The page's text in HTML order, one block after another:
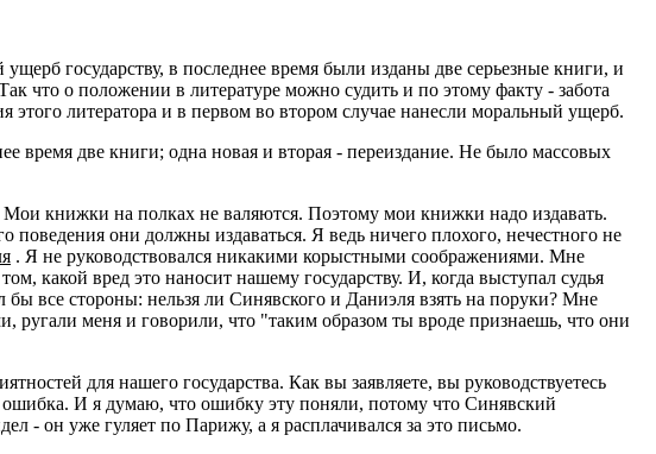
государству, в последнее время были изданы две серьезные книги, и
что о положении в литературе можно судить и по этому факту - забота
литератора и в первом во втором случае нанесли моральный ущерб.
две книги; одна новая и вторая - переиздание. Не было массовых
книжки на полках не валяются. Поэтому мои книжки надо издавать.
поведения они должны издаваться. Я ведь ничего плохого, нечестного не
. Я не руководствовался никакими корыстными соображениями. Мне
какой вред это наносит нашему государству. И, когда выступал судья
все стороны: нельзя ли Синявского и Даниэля взять на поруки? Мне
ругали меня и говорили, что "таким образом ты вроде признаешь, что они
для нашего государства. Как вы заявляете, вы руководствуетесь
ошибка. И я думаю, что ошибку эту поняли, потому что Синявский
- он уже гуляет по Парижу, а я расплачивался за это письмо.